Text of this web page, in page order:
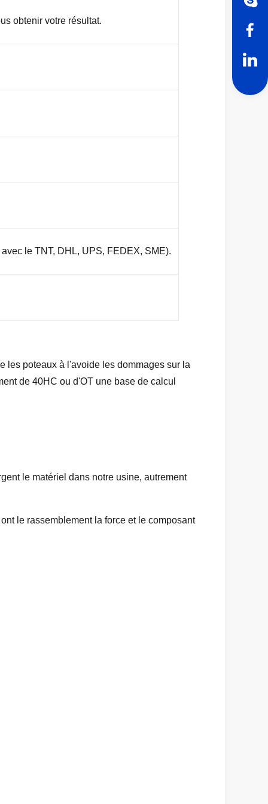
obtenir votre résultat.
le TNT, DHL, UPS, FEDEX, SME).
les poteaux à l'avoide les dommages sur la
de 40HC ou d'OT une base de calcul
le matériel dans notre usine, autrement
le rassemblement la force et le composant